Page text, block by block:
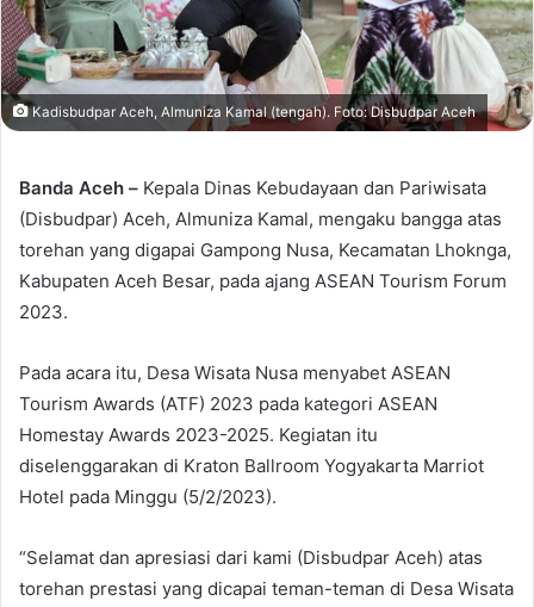
Kadisbudpar Aceh, Almuniza Kamal (tengah). Foto: Disbudpar Aceh
Banda Aceh – Kepala Dinas Kebudayaan dan Pariwisata
(Disbudpar) Aceh, Almuniza Kamal, mengaku bangga atas
torehan yang digapai Gampong Nusa, Kecamatan Lhoknga,
Kabupaten Aceh Besar, pada ajang ASEAN Tourism Forum
2023.
Pada acara itu, Desa Wisata Nusa menyabet ASEAN
Tourism Awards (ATF) 2023 pada kategori ASEAN
Homestay Awards 2023-2025. Kegiatan itu
diselenggarakan di Kraton Ballroom Yogyakarta Marriot
Hotel pada Minggu (5/2/2023).
“Selamat dan apresiasi dari kami (Disbudpar Aceh) atas
torehan prestasi yang dicapai teman-teman di Desa Wisata